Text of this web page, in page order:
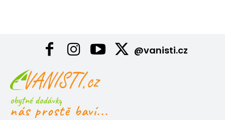
@vanisti.cz
obytné dodávky
nás prostě baví...